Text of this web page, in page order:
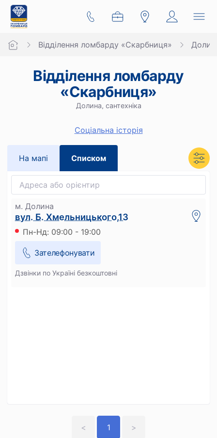
Відділення ломбарду «Скарбниця»
Відділення ломбарду
«Скарбниця»
Долина, сантехніка
Cоціальна історія
На мапi Списком
м. Долина
вул. Б. Хмельницького,13
Пн-Нд: 09:00 - 19:00
Зателефонувати
Дзвінки по Україні безкоштовні
< 1 >